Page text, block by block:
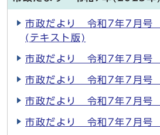
市政だより 令和7年7月
(テキスト版)
市政だより 令和7年7月号
市政だより 令和7年7月号
市政だより 令和7年7月号
市政だより 令和7年7月号